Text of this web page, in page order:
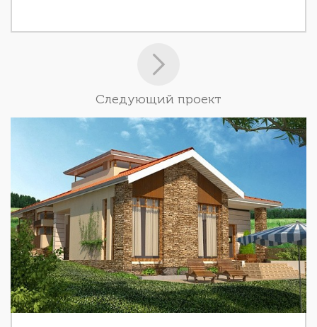
Следующий проект